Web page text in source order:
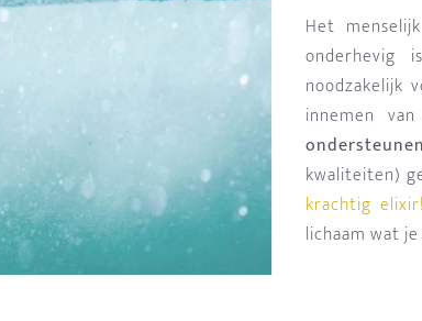
Het
onderhevig
noodzakelijk
innemen van
kwaliteiten)
krachtig elixir!
lichaam wat